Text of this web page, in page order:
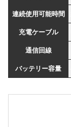
連続使用可能時間
充電ケーブル
通信回線
バッテリー容量